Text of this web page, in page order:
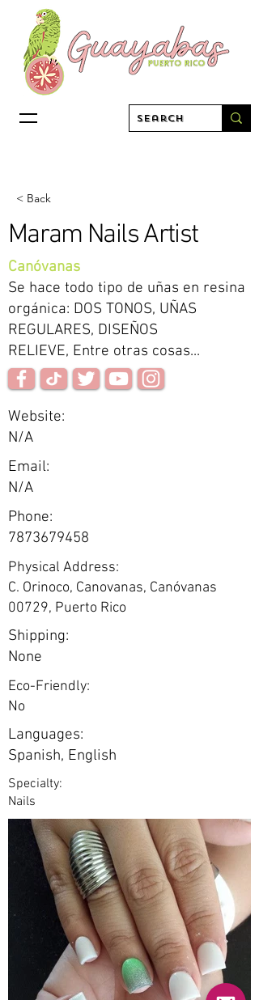
< Back
Maram Nails Artist
Canóvanas
Se hace todo tipo de uñas en resina
orgánica: DOS TONOS, UÑAS
REGULARES, DISEÑOS
RELIEVE, Entre otras cosas...
Website:
N/A
Email:
N/A
Phone:
7873679458
Physical Address:
C. Orinoco, Canovanas, Canóvanas
00729, Puerto Rico
Shipping:
None
Eco-Friendly:
No
Languages:
Spanish, English
Specialty:
Nails